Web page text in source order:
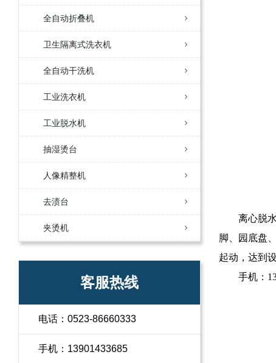
全自动折叠机
卫生隔离式洗衣机
全自动干洗机
工业洗衣机
工业脱水机
抽湿烫台
人像精整机
去渍台
夹烫机
客服热线
电话：0523-86660333
手机：13901433685
离心脱
脚、园底盘
起动，达到
手机：